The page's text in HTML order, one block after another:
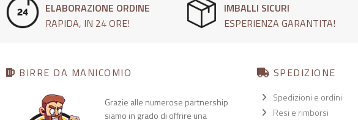
ELABORAZIONE ORDINE
RAPIDA, IN 24 ORE!
IMBALLI SICURI
ESPERIENZA GARANTITA!
BIRRE DA MANICOMIO
Grazie alle numerose partnership
siamo in grado di offrire una
SPEDIZIONE
Spedizioni e ordini
Resi e rimborsi